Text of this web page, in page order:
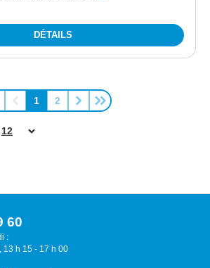
DÉTAILS
Page
1
Page
2
60
:
13 h 15 - 17 h 00